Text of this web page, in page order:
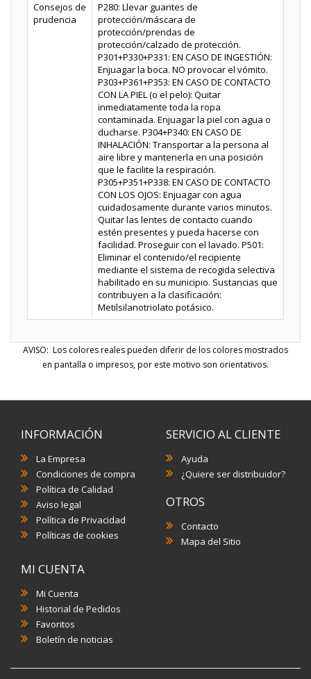
Consejos de
prudencia
P280: Llevar guantes de
protección/máscara de
protección/prendas de
protección/calzado de protección.
P301+P330+P331: EN CASO DE INGESTIÓN:
Enjuagar la boca. NO provocar el vómito.
P303+P361+P353: EN CASO DE CONTACTO
CON LA PIEL (o el pelo): Quitar
inmediatamente toda la ropa
contaminada. Enjuagar la piel con agua o
ducharse. P304+P340: EN CASO DE
INHALACIÓN: Transportar a la persona al
aire libre y mantenerla en una posición
que le facilite la respiración.
P305+P351+P338: EN CASO DE CONTACTO
CON LOS OJOS: Enjuagar con agua
cuidadosamente durante varios minutos.
Quitar las lentes de contacto cuando
estén presentes y pueda hacerse con
facilidad. Proseguir con el lavado. P501:
Eliminar el contenido/el recipiente
mediante el sistema de recogida selectiva
habilitado en su municipio. Sustancias que
contribuyen a la clasificación:
Metilsilanotriolato potásico.
AVISO: Los colores reales pueden diferir de los colores mostrados
en pantalla o impresos, por este motivo son orientativos.
INFORMACIÓN
La Empresa
Condiciones de compra
Política de Calidad
Aviso legal
Política de Privacidad
Políticas de cookies
SERVICIO AL CLIENTE
Ayuda
¿Quiere ser distribuidor?
OTROS
Contacto
Mapa del Sitio
MI CUENTA
Mi Cuenta
Historial de Pedidos
Favoritos
Boletín de noticias